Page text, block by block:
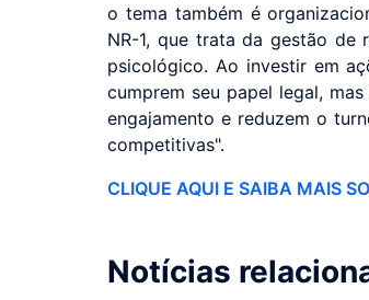
o tema também é
NR-1, que trata da gestão de
psicológico. Ao investir em
cumprem seu papel legal,
engajamento e reduzem o
competitivas".
CLIQUE AQUI E SAIBA MAIS
Notícias